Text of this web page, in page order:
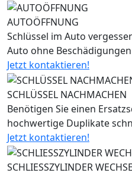
AUTOÖFFNUNG
Schlüssel im Auto
Auto ohne
Jetzt kontaktieren!
SCHLÜSSEL NACHMACHEN
Benötigen Sie einen
hochwertige Duplikate
Jetzt kontaktieren!
SCHLIESSZYLINDER